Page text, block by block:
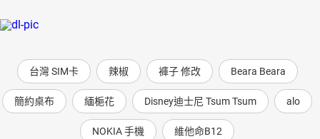
台灣 SIM卡 辣椒 褲子 修改 Beara Beara
簡約桌布 緬梔花 Disney迪士尼 Tsum Tsum alo
NOKIA 手機 維他命B12